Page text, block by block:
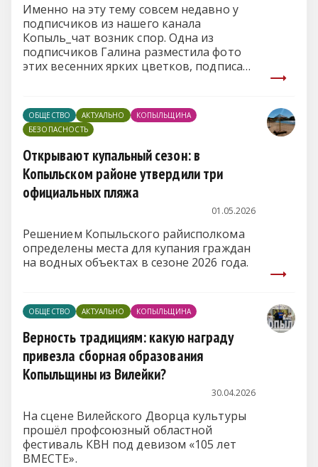
Именно на эту тему совсем недавно у
подписчиков из нашего канала
Копыль_чат возник спор. Одна из
подписчиков Галина разместила фото
этих весенних ярких цветков, подписав
Затем в дискуссию включились и другие
подписчики.
ОБЩЕСТВО АКТУАЛЬНО
КОПЫЛЬЩИНА
БЕЗОПАСНОСТЬ
Открывают купальный сезон: в
Копыльском районе утвердили три
официальных пляжа
01.05.2026
Решением Копыльского райисполкома
определены места для купания граждан
на водных объектах в сезоне 2026 года.
ОБЩЕСТВО АКТУАЛЬНО КОПЫЛЬЩИНА
Верность традициям: какую награду
привезла сборная образования
Копыльщины из Вилейки?
30.04.2026
На сцене Вилейского Дворца культуры
прошёл профсоюзный областной
фестиваль КВН под девизом «105 лет
ВМЕСТЕ».